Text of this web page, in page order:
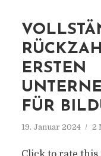
ERSTEN
FÜR
19. Januar 2024 2